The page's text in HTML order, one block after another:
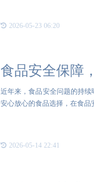
2026-05-23 06:20
食品安全保障
近年来，食品安全问题的持
安心放心的食品选择，在食
2026-05-14 22:41